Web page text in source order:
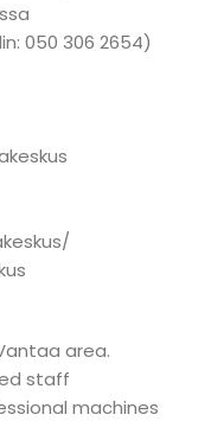
050 306 2654)
area.
staff
machines